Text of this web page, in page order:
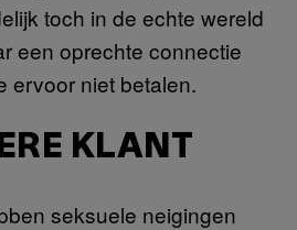
toch in de echte wereld
een oprechte connectie
ervoor niet betalen.
KLANT
seksuele neigingen